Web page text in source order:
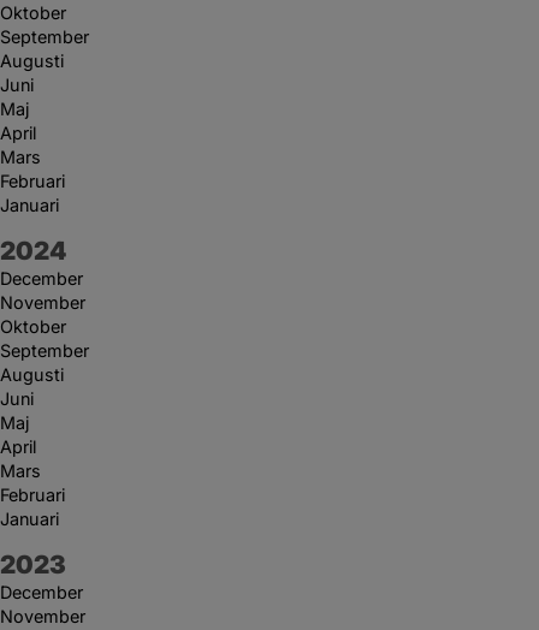
Oktober
September
Augusti
Juni
Maj
April
Mars
Februari
Januari
År:
2024
December
November
Oktober
September
Augusti
Juni
Maj
April
Mars
Februari
Januari
År:
2023
December
November